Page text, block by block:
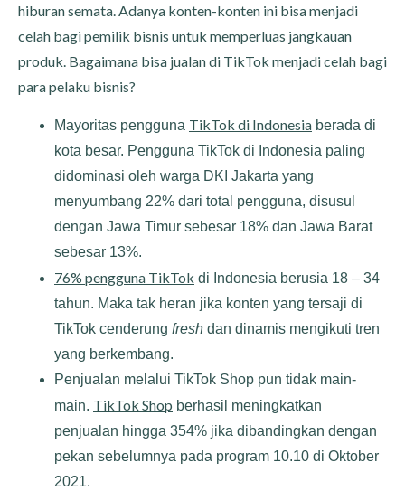
hiburan semata. Adanya konten-konten ini bisa menjadi
celah bagi pemilik bisnis untuk memperluas jangkauan
produk. Bagaimana bisa jualan di TikTok menjadi celah bagi
para pelaku bisnis?
Mayoritas pengguna TikTok di Indonesia berada di
kota besar. Pengguna TikTok di Indonesia paling
didominasi oleh warga DKI Jakarta yang
menyumbang 22% dari total pengguna, disusul
dengan Jawa Timur sebesar 18% dan Jawa Barat
sebesar 13%.
76% pengguna TikTok di Indonesia berusia 18 – 34
tahun. Maka tak heran jika konten yang tersaji di
TikTok cenderung fresh dan dinamis mengikuti tren
yang berkembang.
Penjualan melalui TikTok Shop pun tidak main-
main. TikTok Shop berhasil meningkatkan
penjualan hingga 354% jika dibandingkan dengan
pekan sebelumnya pada program 10.10 di Oktober
2021.